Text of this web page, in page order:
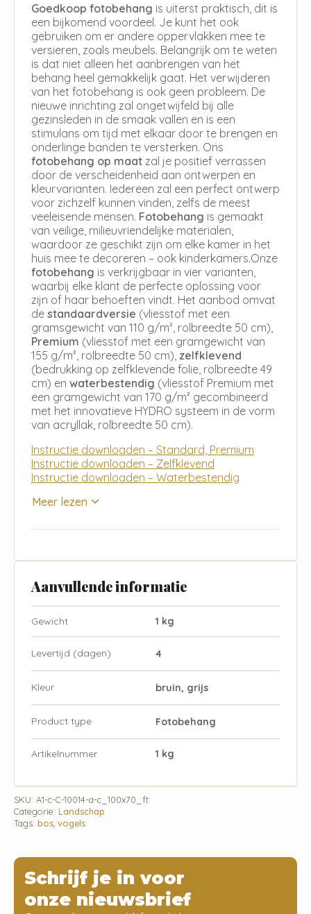
Goedkoop fotobehang is uiterst praktisch, dit is
een bijkomend voordeel. Je kunt het ook
gebruiken om er andere oppervlakken mee te
versieren, zoals meubels. Belangrijk om te weten
is dat niet alleen het aanbrengen van het
behang heel gemakkelijk gaat. Het verwijderen
van het fotobehang is ook geen probleem. De
nieuwe inrichting zal ongetwijfeld bij alle
gezinsleden in de smaak vallen en is een
stimulans om tijd met elkaar door te brengen en
onderlinge banden te versterken. Ons
fotobehang op maat zal je positief verrassen
door de verscheidenheid aan ontwerpen en
kleurvarianten. Iedereen zal een perfect ontwerp
voor zichzelf kunnen vinden, zelfs de meest
veeleisende mensen. Fotobehang is gemaakt
van veilige, milieuvriendelijke materialen,
waardoor ze geschikt zijn om elke kamer in het
huis mee te decoreren – ook kinderkamers.Onze
fotobehang is verkrijgbaar in vier varianten,
waarbij elke klant de perfecte oplossing voor
zijn of haar behoeften vindt. Het aanbod omvat
de standaardversie (vliesstof met een
gramsgewicht van 110 g/m², rolbreedte 50 cm),
Premium (vliesstof met een gramgewicht van
155 g/m², rolbreedte 50 cm), zelfklevend
(bedrukking op zelfklevende folie, rolbreedte 49
cm) en waterbestendig (vliesstof Premium met
een gramgewicht van 170 g/m² gecombineerd
met het innovatieve HYDRO systeem in de vorm
van acryllak, rolbreedte 50 cm).
Instructie downloaden – Standard, Premium
Instructie downloaden – Zelfklevend
Instructie downloaden – Waterbestendig
Meer lezen
Aanvullende informatie
Gewicht 1 kg
Levertijd (dagen) 4
Kleur bruin, grijs
Product type Fotobehang
Artikelnummer 1 kg
SKU: A1-c-C-10014-a-c_100x70_ft
Categorie: Landschap
Tags: bos vogels
Schrijf je in voor
onze nieuwsbrief